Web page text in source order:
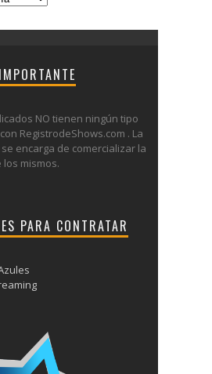
IMPORTANTE
NO tienen ningún tipo
RegistrodeShows.com . La
encarga de comercializar la
mismos.
PARA CONTRATAR